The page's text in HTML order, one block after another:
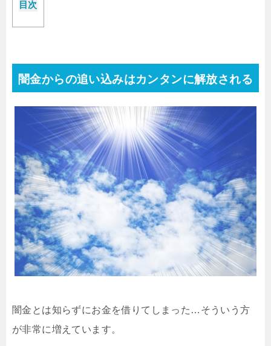
目次
闇金からの追い込みはカンタンに解放される
闇金とは知らずにお金を借りてしまった…そういう方
が非常に増えています。